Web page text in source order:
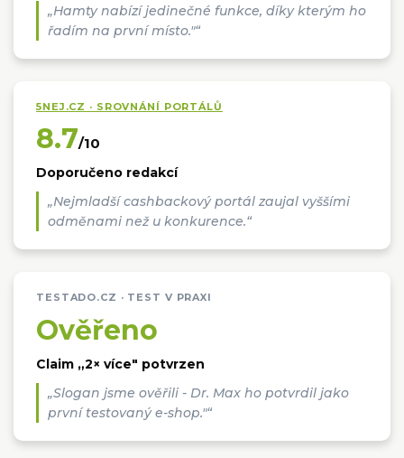
„Hamty nabízí jedinečné funkce, díky kterým ho
řadím na první místo."“
5NEJ.CZ · SROVNÁNÍ PORTÁLŮ
8.7/10
Doporučeno redakcí
„Nejmladší cashbackový portál zaujal vyššími
odměnami než u konkurence.“
TESTADO.CZ · TEST V PRAXI
Ověřeno
Claim „2× více" potvrzen
„Slogan jsme ověřili - Dr. Max ho potvrdil jako
první testovaný e-shop."“